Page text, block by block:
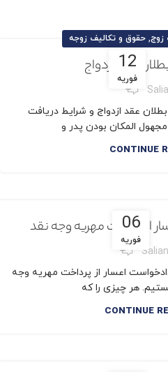
12
فوریه
زوج, حقوق و تکالیف زوجه
عقد ازدواج
0
عقد ازدواج و شرایط دریافت
مجهول المکان بودن پدر و
CONTINUE
06
فوریه
از پرداخت مهریه وجه نقد
Salian
اعسار از پرداخت مهریه وجه
هر چیزی را که
CONTINUE